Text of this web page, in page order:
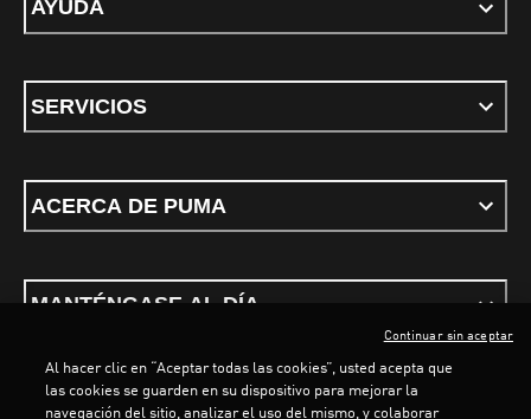
AYUDA
SERVICIOS
ACERCA DE PUMA
MANTÉNGASE AL DÍA
Al hacer clic en “Aceptar todas las cookies”, usted acepta que
las cookies se guarden en su dispositivo para mejorar la
navegación del sitio, analizar el uso del mismo, y colaborar
Continuar sin aceptar